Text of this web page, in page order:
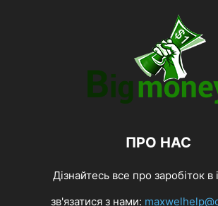
ПРО НАС
Дізнайтесь все про заробіток в
зв'язатися з нами: